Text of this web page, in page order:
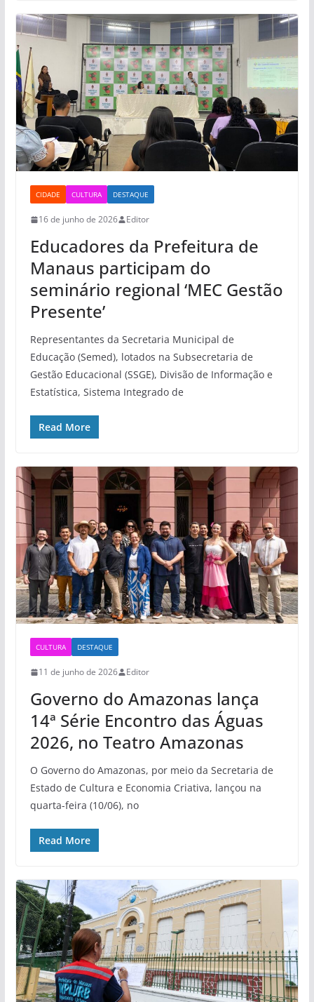
CIDADE CULTURA DESTAQUE
16 de junho de 2026 Editor
Educadores da Prefeitura de
Manaus participam do
seminário regional ‘MEC Gestão
Presente’
Representantes da Secretaria Municipal de
Educação (Semed), lotados na Subsecretaria de
Gestão Educacional (SSGE), Divisão de Informação e
Estatística, Sistema Integrado de
Read More
CULTURA DESTAQUE
11 de junho de 2026 Editor
Governo do Amazonas lança
14ª Série Encontro das Águas
2026, no Teatro Amazonas
O Governo do Amazonas, por meio da Secretaria de
Estado de Cultura e Economia Criativa, lançou na
quarta-feira (10/06), no
Read More